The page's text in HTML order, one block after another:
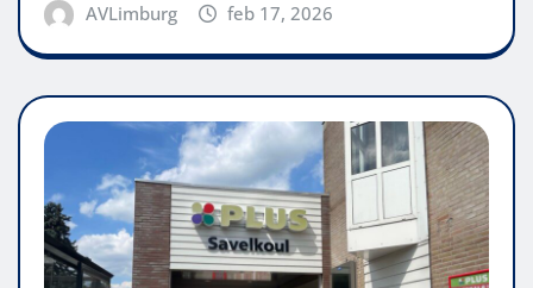
AVLimburg feb 17, 2026